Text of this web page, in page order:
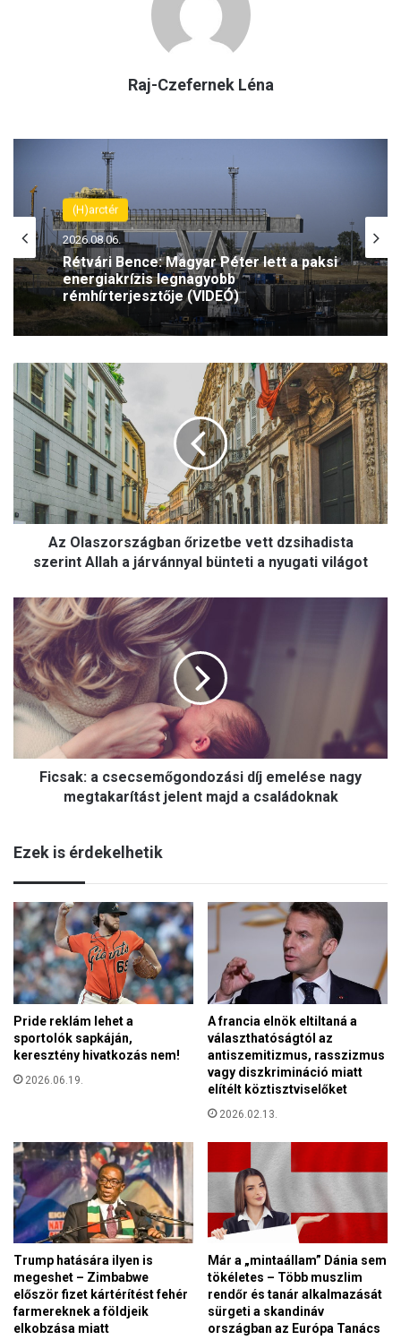
Raj-Czefernek Léna
(H)arctér
2026.08.06.
Rétvári Bence: Magyar Péter lett a paksi
energiakrízis legnagyobb
rémhírterjesztője (VIDEÓ)
z
O
l
a
s
z
r
g
b
a
n
ő
r
i
t
t
d
z
s
i
h
a
s
a
e
r
i
n
t
A
l
l
a
h
a
Az Olaszországban őrizetbe vett dzsihadista
szerint Allah a járvánnyal bünteti a nyugati világot
F
i
c
a
k
:
c
e
g
n
d
o
z
á
s
i
d
m
e
l
é
s
e
n
a
g
Ficsak: a csecsemőgondozási díj emelése nagy
megtakarítást jelent majd a családoknak
Ezek is érdekelhetik
Pride reklám lehet a
sportolók sapkáján,
keresztény hivatkozás nem!
2026.06.19.
A francia elnök eltiltaná a
választhatóságtól az
antiszemitizmus, rasszizmus
vagy diszkrimináció miatt
elítélt köztisztviselőket
2026.02.13.
Trump hatására ilyen is
megeshet – Zimbabwe
először fizet kártérítést fehér
farmereknek a földjeik
elkobzása miatt
Már a „mintaállam” Dánia sem
tökéletes – Több muszlim
rendőr és tanár alkalmazását
sürgeti a skandináv
országban az Európa Tanács